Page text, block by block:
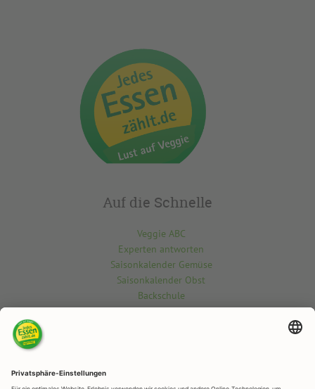
Auf die Schnelle
Veggie ABC
Experten antworten
Saisonkalender Gemüse
Saisonkalender Obst
Backschule
beantworten wir deine Fragen.